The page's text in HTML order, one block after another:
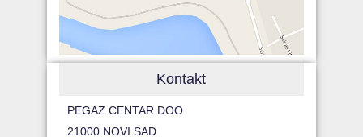
Kontakt
PEGAZ CENTAR DOO
21000 NOVI SAD